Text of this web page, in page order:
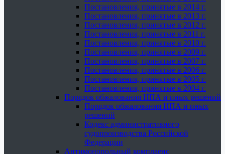
Постановления, принятые в 2014 г.
Постановления, принятые в 2013 г.
Постановления, принятые в 2012 г.
Постановления, принятые в 2011 г.
Постановления, принятые в 2010 г.
Постановления, принятые в 2009 г.
Постановления, принятые в 2007 г.
Постановления, принятые в 2006 г.
Постановления, принятые в 2005 г.
Постановления, принятые в 2004 г.
Порядок обжалования НПА и иных решений
Порядок обжалования НПА и иных
решений
Кодекс административного
судопроизводства Российской
Федерации
Антимонопольный комплаенс